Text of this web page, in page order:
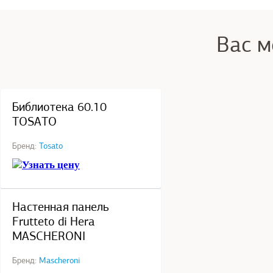
Вас
Библиотека 60.10
TOSATO
Бренд: Tosato
Узнать цену
Настенная панель
Frutteto di Hera
MASCHERONI
Бренд: Mascheroni